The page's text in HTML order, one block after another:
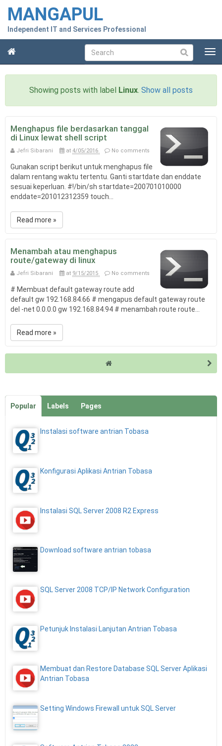
MANGAPUL
Independent IT and Services Professional
SubmitT
o
Showing posts with label Linux. Show all posts
Menghapus file berdasarkan tanggal
di Linux lewat shell script
Jefri Sibarani at 4/05/2016 No comments
Gunakan script berikut untuk menghapus file
dalam rentang waktu tertentu. Ganti startdate dan enddate
sesuai keperluan. #!/bin/sh startdate=200701010000
enddate=201012312359 touch...
Read more »
Menambah atau menghapus
route/gateway di linux
Jefri Sibarani at 9/15/2015 No comments
# Membuat default gateway route add
default gw 192.168.84.66 # mengapus default gateway route
del -net 0.0.0.0 gw 192.168.84.94 # menambah route route...
Read more »
Popular Labels Pages
Instalasi software antrian Tobasa
Konfigurasi Aplikasi Antrian Tobasa
Instalasi SQL Server 2008 R2 Express
Download software antrian tobasa
SQL Server 2008 TCP/IP Network Configuration
Petunjuk Instalasi Lanjutan Antrian Tobasa
Membuat dan Restore Database SQL Server Aplikasi
Antrian Tobasa
Setting Windows Firewall untuk SQL Server